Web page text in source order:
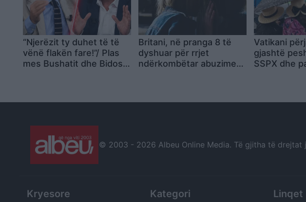
“Njerëzit ty duhet të të
vënë flakën fare!”/ Plas
mes Bushatit dhe Bidos:
Britani, në pranga 8 të
dyshuar për rrjet
ndërkombëtar abuzimesh
Vatikani
gjashtë
SSPX dhe
© 2003 - 2026 Albeu Online Media. Të gjitha të drejtat
Kryesore Kategori Linqet